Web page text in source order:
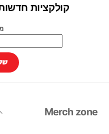
קולקציות
Merch zone